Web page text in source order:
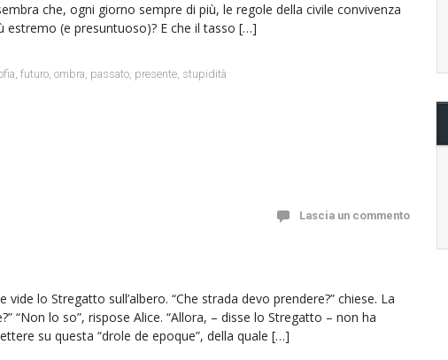
che, ogni giorno sempre di più, le regole della civile convivenza
estremo (e presuntuoso)? E che il tasso […]
,futuro,ombra, passato, presente, stupidità
Lascia un commento
lo Stregatto sull’albero. “Che strada devo prendere?” chiese. La
“Non lo so”, rispose Alice. “Allora, – disse lo Stregatto – non ha
su questa “drole de epoque”, della quale […]